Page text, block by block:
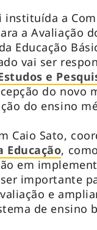
instituída a
a Avaliação
Educação
vai ser
e
do novo
do ensino
Caio Sato,
Educação,
em
importante
e
de ensino